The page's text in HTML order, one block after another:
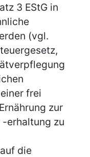
3 EStG in
(vgl.
frei
zur
erhaltung zu
die